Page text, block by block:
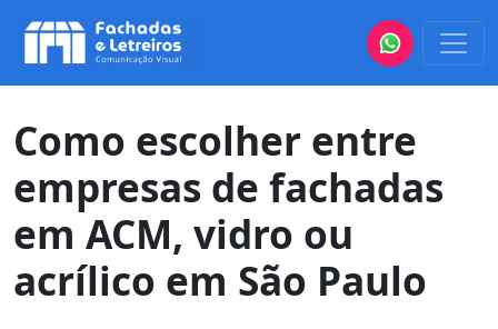
Como escolher entre
empresas de fachadas
em ACM, vidro ou
acrílico em São Paulo